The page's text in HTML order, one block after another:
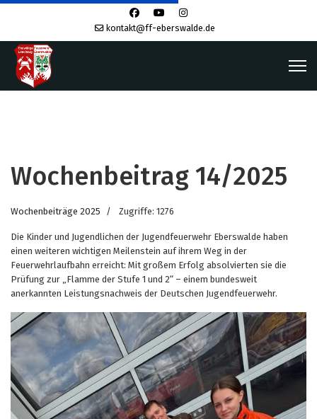
kontakt@ff-eberswalde.de
Wochenbeitrag 14/2025
Wochenbeiträge 2025 Zugriffe: 1276
Die Kinder und Jugendlichen der Jugendfeuerwehr Eberswalde haben
einen weiteren wichtigen Meilenstein auf ihrem Weg in der
Feuerwehrlaufbahn erreicht: Mit großem Erfolg absolvierten sie die
Prüfung zur „Flamme der Stufe 1 und 2“ – einem bundesweit
anerkannten Leistungsnachweis der Deutschen Jugendfeuerwehr.